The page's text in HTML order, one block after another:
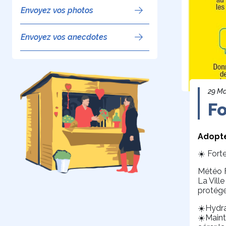
Envoyez vos photos
Envoyez vos anecdotes
29
☀️
Météo
La
☀️
☀️